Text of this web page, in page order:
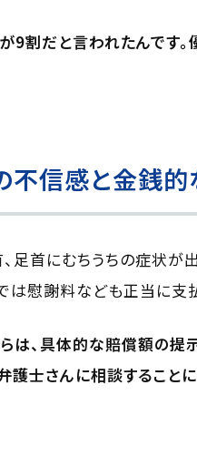
9割だと言われたんです
不信感と金銭的
、足首にむちうちの症状
は慰謝料なども正当に支
は、具体的な賠償額の
護士さんに相談することに